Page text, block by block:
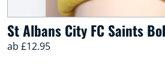
St Albans City FC Saints
ab £12.95